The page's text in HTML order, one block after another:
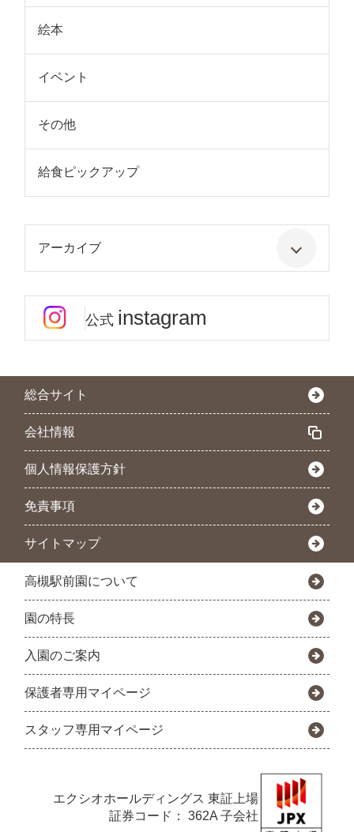
絵本
イベント
その他
給食ピックアップ
アーカイブ
公式 instagram
総合サイト
会社情報
個人情報保護方針
免責事項
サイトマップ
高槻駅前園について
園の特長
入園のご案内
保護者専用マイページ
スタッフ専用マイページ
エクシオホールディングス 東証上場
証券コード： 362A 子会社